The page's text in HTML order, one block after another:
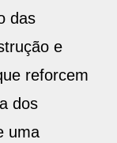
das
e
reforcem
dos
uma